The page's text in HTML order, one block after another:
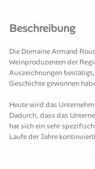
Beschreibung
Die Domaine Armand
Weinproduzenten der
Auszeichnungen
Geschichte gewonnen
Heute wird das
Dadurch, dass das
hat sich ein sehr
Laufe der Jahre